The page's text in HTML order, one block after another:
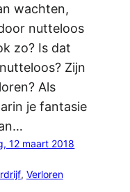
wachten,
nutteloos
zo? Is dat
Zijn
Als
je fantasie
12 maart 2018
, Verloren